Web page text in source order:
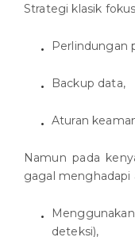
Strategi klasik
Perlindungan
Backup data,
Aturan
Namun pada
gagal menghadapi
deteksi),